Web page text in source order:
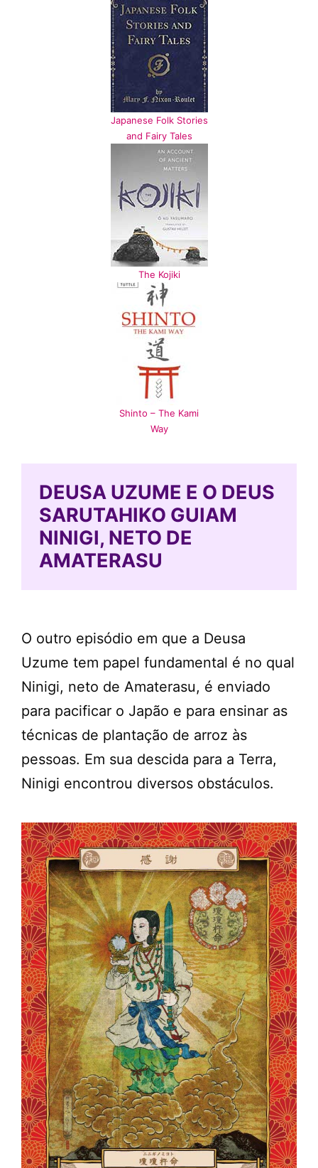
Japanese Folk Stories
and Fairy Tales
The Kojiki
Shinto – The Kami
Way
DEUSA UZUME E O DEUS
SARUTAHIKO GUIAM
NINIGI, NETO DE
AMATERASU
O outro episódio em que a Deusa
Uzume tem papel fundamental é no qual
Ninigi, neto de Amaterasu, é enviado
para pacificar o Japão e para ensinar as
técnicas de plantação de arroz às
pessoas. Em sua descida para a Terra,
Ninigi encontrou diversos obstáculos.